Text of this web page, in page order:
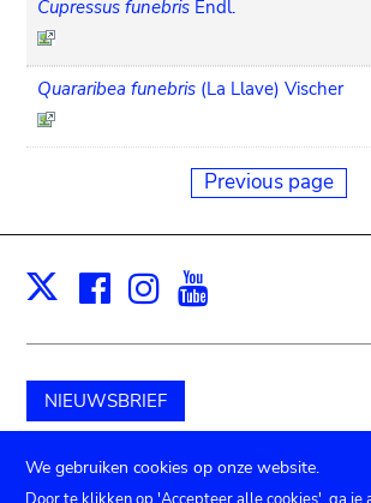
Cupressus funebris Endl.
Quararibea funebris (La Llave) Vischer
Previous page
X Facebook
Instagram
NIEUWSBRIEF
Schenk aan het museum
We gebruiken cookies op onze website.